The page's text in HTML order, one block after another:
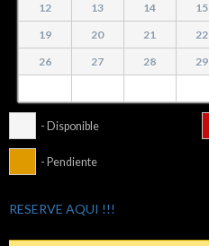
12
13 14 15
19
20 21 22
26
27 28 29
- Disponible
- Pendiente
RESERVE AQUI !!!